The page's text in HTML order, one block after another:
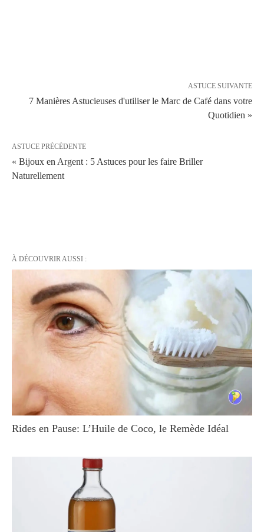
ASTUCE SUIVANTE
7 Manières Astucieuses d'utiliser le Marc de Café dans votre
Quotidien »
ASTUCE PRÉCÉDENTE
« Bijoux en Argent : 5 Astuces pour les faire Briller
Naturellement
À DÉCOUVRIR AUSSI :
Rides en Pause: L’Huile de Coco, le Remède Idéal